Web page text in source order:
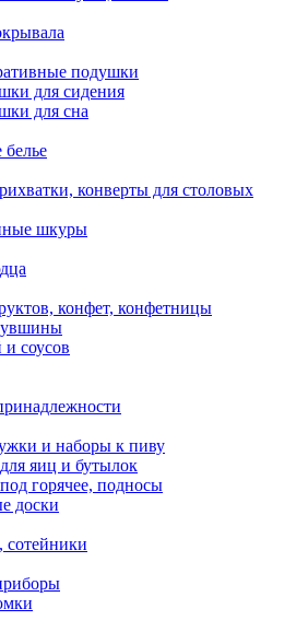
подушки
для сидения
для сна
белье
конверты для столовых
шкуры
конфет, конфетницы
соусов
и наборы к пиву
яиц и бутылок
горячее, подносы
доски
сотейники